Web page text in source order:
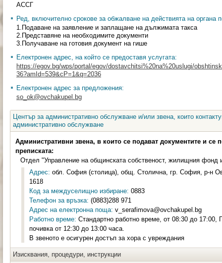
АССГ
Ред, включително срокове за обжалване на действията на органа
1.Подаване на заявление и заплащане на дължимата такса
2.Представяне на необходимите документи
3.Получаване на готовия документ на гише
Електронен адрес, на който се предоставя услугата:
https://egov.bg/wps/portal/egov/dostavchitsi%20na%20uslugi/
36?amId=539&cP=1&q=2036
Електронен адрес за предложения:
so_ok@ovchakupel.bg
Център за административно обслужване и/или звена, които
административно обслужване
Административни звена, в които се подават документите и се
преписката:
Отдел "Управление на общинската собственост, жилищния фонд
Адрес: обл. София (столица), общ. Столична, гр. София, р-н
1618
Код за междуселищно избиране: 0883
Телефон за връзка: (0883)288 971
Адрес на електронна поща: v_serafimova@ovchakupel.bg
Работно време: Стандартно работно време, от 08:30 до
почивка от 12:30 до 13:00 часа.
В звеното е осигурен достъп за хора с увреждания
Изисквания, процедури, инструкции